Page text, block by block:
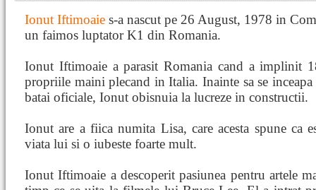
Ionut Iftimoaie s-a nascut pe 26 August, 1978 in
un faimos luptator K1 din Romania.
Ionut Iftimoaie a parasit Romania cand a implinit
propriile maini plecand in Italia. Inainte sa se inceapa
batai oficiale, Ionut obisnuia la lucreze in constructii.
Ionut are a fiica numita Lisa, care acesta spune ca
viata lui si o iubeste foarte mult.
Ionut Iftimoaie a descoperit pasiunea pentru artele